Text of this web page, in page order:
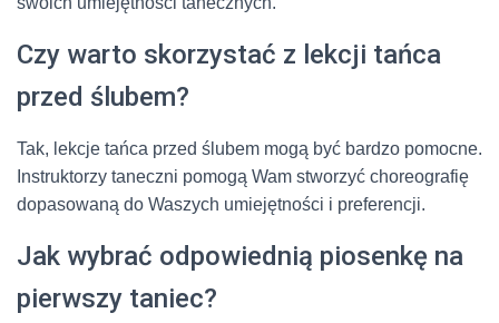
Czy warto skorzystać z lekcji tańca
przed ślubem?
Tak, lekcje tańca przed ślubem mogą być bardzo pomocne.
Instruktorzy taneczni pomogą Wam stworzyć choreografię
dopasowaną do Waszych umiejętności i preferencji.
Jak wybrać odpowiednią piosenkę na
pierwszy taniec?